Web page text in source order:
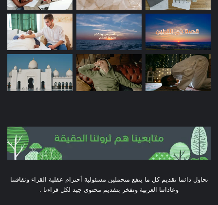
نحاول دائما تقديم كل ما ينفع متحملين مسئولية أحترام عقلية القراء وثقافتنا
وعاداتنا العربية ونفخر بتقديم محتوى جيد لكل قراءنا .